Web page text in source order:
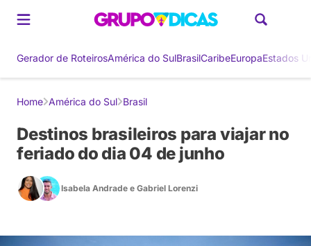
Gerador de RoteirosAmérica do SulBrasilCaribeEuropaEstados
Home América do Sul Brasil
Destinos brasileiros para viajar no
feriado do dia 04 de junho
Isabela Andrade e Gabriel Lorenzi